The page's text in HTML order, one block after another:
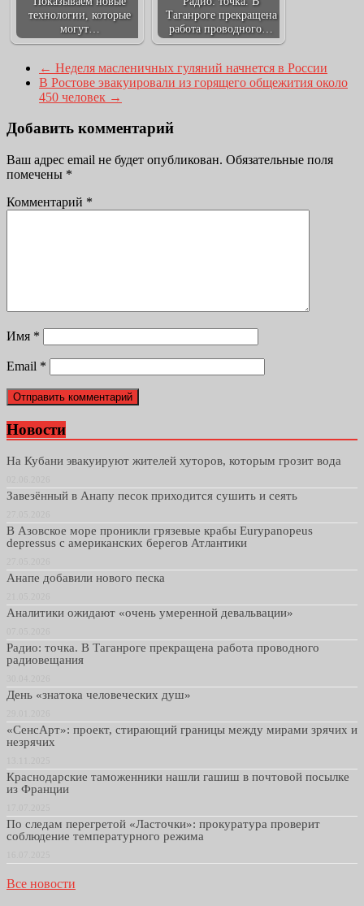
технологии, которые
могут…
Таганроге прекращена
работа проводного…
← Неделя масленичных гуляний начнется в России
В Ростове эвакуировали из горящего общежития около
450 человек →
Добавить комментарий
Ваш адрес email не будет опубликован. Обязательные поля
помечены *
Комментарий *
Имя *
Email *
Новости
На Кубани эвакуируют жителей хуторов, которым грозит вода
Завезённый в Анапу песок приходится сушить и сеять
В Азовское море проникли грязевые крабы Eurypanopeus
depressus с американских берегов Атлантики
Анапе добавили нового песка
Аналитики ожидают «очень умеренной девальвации»
Радио: точка. В Таганроге прекращена работа проводного
радиовещания
День «знатока человеческих душ»
«СенсАрт»: проект, стирающий границы между мирами зрячих и
незрячих
Краснодарские таможенники нашли гашиш в почтовой посылке
из Франции
По следам перегретой «Ласточки»: прокуратура проверит
соблюдение температурного режима
Все новости